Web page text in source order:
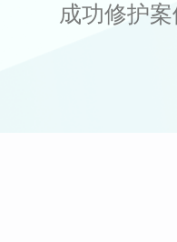
成功修护案